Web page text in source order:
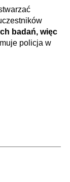
badań, więc
policja w